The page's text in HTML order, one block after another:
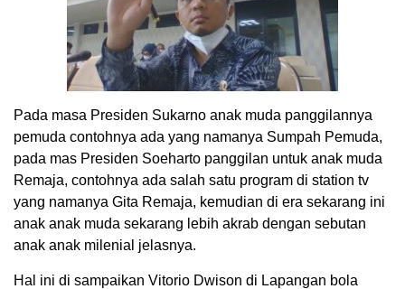
Pada masa Presiden Sukarno anak muda panggilannya
pemuda contohnya ada yang namanya Sumpah Pemuda,
pada mas Presiden Soeharto panggilan untuk anak muda
Remaja, contohnya ada salah satu program di station tv
yang namanya Gita Remaja, kemudian di era sekarang ini
anak anak muda sekarang lebih akrab dengan sebutan
anak anak milenial jelasnya.
Hal ini di sampaikan Vitorio Dwison di Lapangan bola